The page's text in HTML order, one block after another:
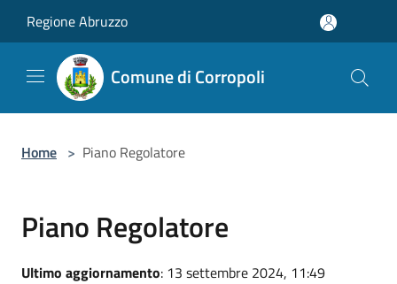
Regione Abruzzo
Comune di Corropoli
Home > Piano Regolatore
Piano Regolatore
Ultimo aggiornamento: 13 settembre 2024, 11:49